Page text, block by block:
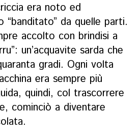
era noto ed
“banditato” da quelle parti.
accolto con brindisi a
”: un’acquavite sarda che
gradi. Ogni volta
era sempre più
quindi, col trascorrere
cominciò a diventare